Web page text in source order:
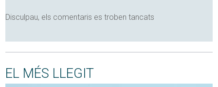
Disculpau, els comentaris es troben tancats
EL MÉS LLEGIT